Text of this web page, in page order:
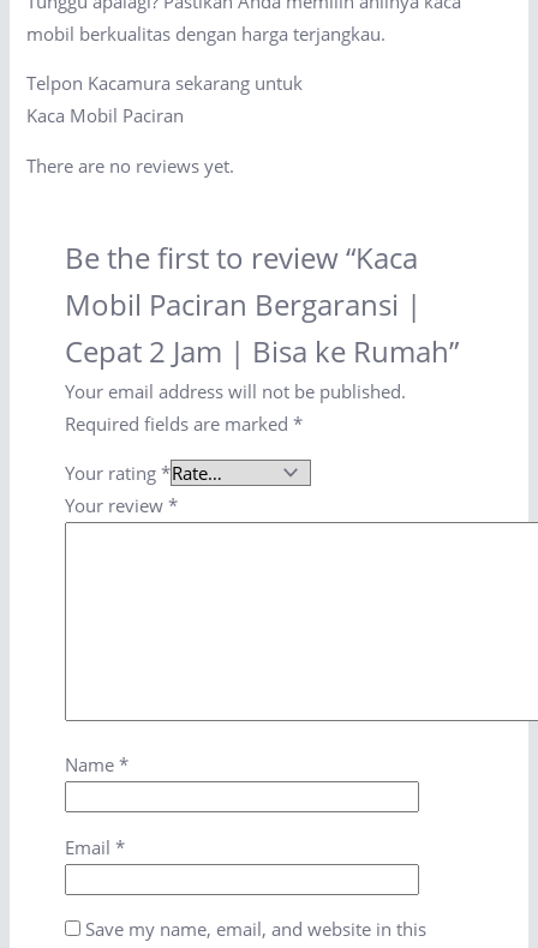
mobil berkualitas dengan harga terjangkau.
Telpon Kacamura sekarang untuk
Kaca Mobil Paciran
There are no reviews yet.
Be the first to review “Kaca
Mobil Paciran Bergaransi |
Cepat 2 Jam | Bisa ke Rumah”
Your email address will not be published.
Required fields are marked *
Your rating *
Your review *
Name *
Email *
Save my name, email, and website in this